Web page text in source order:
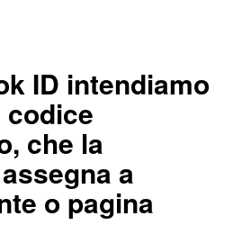
ID intendiamo
che la
a
o pagina